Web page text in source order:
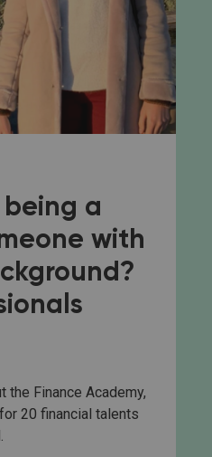
being a
with
the Finance Academy,
20 financial talents